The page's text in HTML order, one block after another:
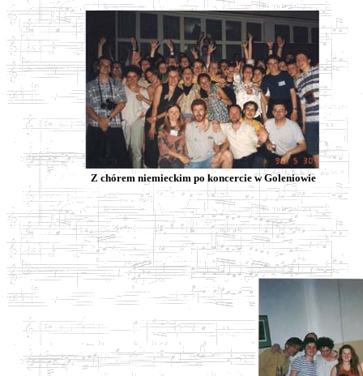
Z chórem niemieckim po koncercie w Goleniowie